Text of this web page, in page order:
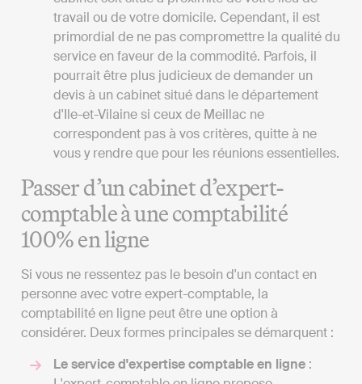
travail ou de votre domicile. Cependant, il est
primordial de ne pas compromettre la qualité du
service en faveur de la commodité. Parfois, il
pourrait être plus judicieux de demander un
devis à un cabinet situé dans le département
d'Ile-et-Vilaine si ceux de Meillac ne
correspondent pas à vos critères, quitte à ne
vous y rendre que pour les réunions essentielles.
Passer d’un cabinet d’expert-
comptable à une comptabilité
100% en ligne
Si vous ne ressentez pas le besoin d'un contact en
personne avec votre expert-comptable, la
comptabilité en ligne peut être une option à
considérer. Deux formes principales se démarquent :
Le service d'expertise comptable en ligne :